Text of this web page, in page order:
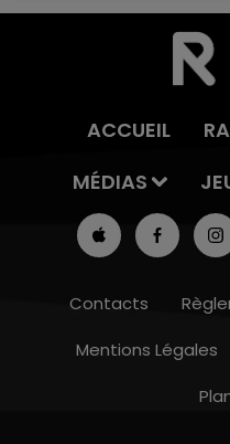
ACCUEIL
MÉDIAS
Contacts
Mentions Légales